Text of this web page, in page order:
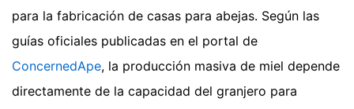
para la fabricación de casas para abejas. Según las
guías oficiales publicadas en el portal de
ConcernedApe, la producción masiva de miel depende
directamente de la capacidad del granjero para